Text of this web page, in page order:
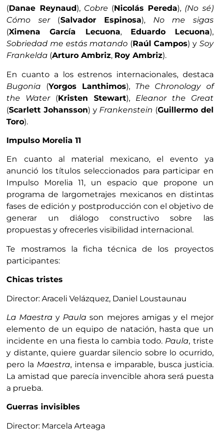
(Danae Reynaud), Cobre (Nicolás Pereda), (No sé)
Cómo ser(Salvador Espinosa), No me sigas
(Ximena García Lecuona, Eduardo Lecuona),
Sobriedad me estás matando (Raúl Campos) y Soy
Frankelda (Arturo Ambriz, Roy Ambriz).
En cuanto a los estrenos internacionales, destaca
Bugonia (Yorgos Lanthimos), The Chronology of
the Water(Kristen Stewart), Eleanor the Great
(Scarlett Johansson) y Frankenstein (Guillermo del
Toro).
Impulso Morelia 11
En cuanto al material mexicano, el evento ya
anunció los títulos seleccionados para participar en
Impulso Morelia 11, un espacio que propone un
programa de largometrajes mexicanos en distintas
fases de edición y postproducción con el objetivo de
generar un diálogo constructivo sobre las
propuestas y ofrecerles visibilidad internacional.
Te mostramos la ficha técnica de los proyectos
participantes:
Chicas tristes
Director: Araceli Velázquez, Daniel Loustaunau
La Maestra y Paula son mejores amigas y el mejor
elemento de un equipo de natación, hasta que un
incidente en una fiesta lo cambia todo. Paula, triste
y distante, quiere guardar silencio sobre lo ocurrido,
pero la Maestra, intensa e imparable, busca justicia.
La amistad que parecía invencible ahora será puesta
a prueba.
Guerras invisibles
Director: Marcela Arteaga